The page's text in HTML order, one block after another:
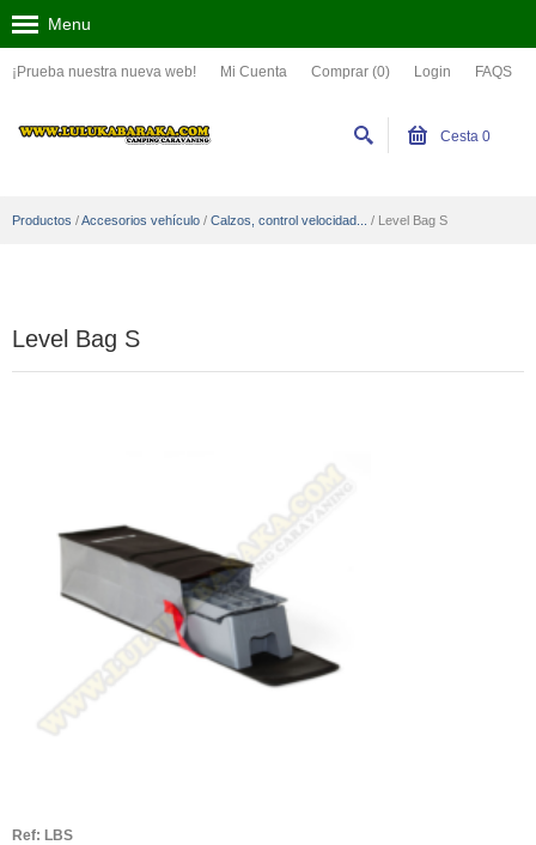
¡Prueba nuestra nueva web! Mi Cuenta Comprar (0) Login FAQS
Menu
Cesta 0
Productos /Accesorios vehículo / Calzos, control velocidad... / Level Bag S
Level Bag S
Ref: LBS